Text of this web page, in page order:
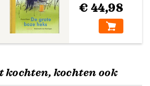
€ 44,98
kochten, kochten ook